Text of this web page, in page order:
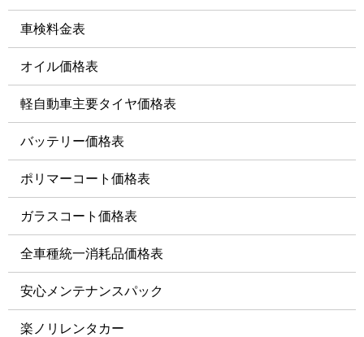
車検料金表
オイル価格表
軽自動車主要タイヤ価格表
バッテリー価格表
ポリマーコート価格表
ガラスコート価格表
全車種統一消耗品価格表
安心メンテナンスパック
楽ノリレンタカー